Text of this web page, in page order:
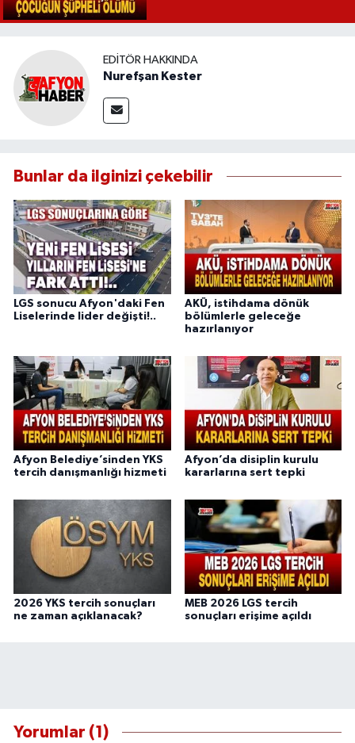
EDITÖR HAKKINDA
Nurefşan Kester
Bunlar da ilginizi çekebilir
LGS sonucu Afyon'daki Fen
Liselerinde lider değişti!..
AKÜ, istihdama dönük
bölümlerle geleceğe
hazırlanıyor
Afyon Belediye’sinden YKS
tercih danışmanlığı hizmeti
Afyon’da disiplin kurulu
kararlarına sert tepki
2026 YKS tercih sonuçları
ne zaman açıklanacak?
MEB 2026 LGS tercih
sonuçları erişime açıldı
Yorumlar (1)